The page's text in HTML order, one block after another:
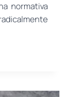
normativa